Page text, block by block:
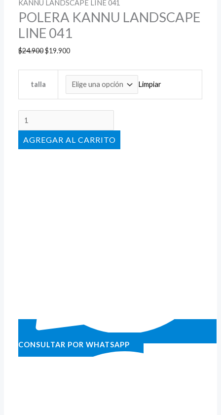
KANNU LANDSCAPE LINE 041
POLERA KANNU LANDSCAPE
LINE 041
$24.900$19.900
talla Limpiar
AÑADIR AL CARRITO
CONSULTAR POR WHATSAPP